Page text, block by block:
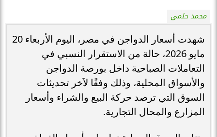
محمد حلمى
شهدت أسعار الدواجن في مصر، اليوم الأربعاء 20
مايو 2026، حالة من الاستقرار النسبي في
التعاملات الصباحية داخل بورصة الدواجن
والأسواق المحلية، وذلك وفقًا لآخر تحديثات
السوق التي ترصد حركة البيع والشراء وأسعار
المزارع والمحال التجارية.